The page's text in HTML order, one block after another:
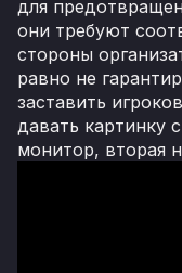
для
они требуют
стороны
равно не
заставить
давать картинку
монитор, вторая